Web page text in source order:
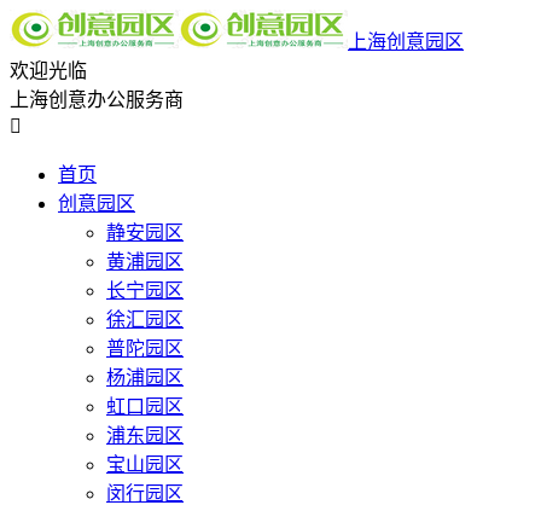
上海创意园区
欢迎光临
上海创意办公服务商

首页
创意园区
静安园区
黄浦园区
长宁园区
徐汇园区
普陀园区
杨浦园区
虹口园区
浦东园区
宝山园区
闵行园区